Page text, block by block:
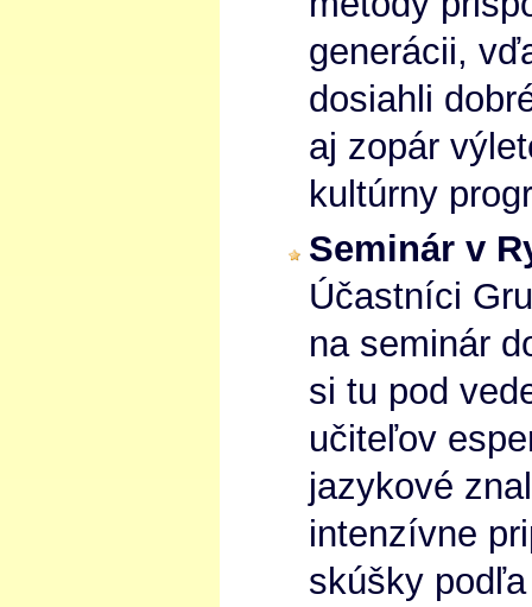
generácii,
dosiahli
aj zopár
kultúrny
Seminár v
Účastníci
na seminár
si tu pod
učiteľov
jazykové
intenzívne
skúšky